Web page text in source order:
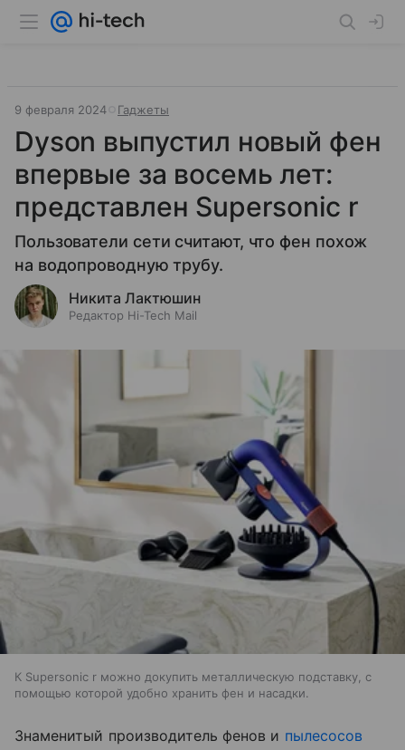
9 февраля 2024 Гаджеты
Dyson выпустил новый фен
впервые за восемь лет:
представлен Supersonic r
Пользователи сети считают, что фен похож
на водопроводную трубу.
Никита Лактюшин
Редактор Hi-Tech Mail
К Supersonic r можно докупить металлическую подставку, с
помощью которой удобно хранить фен и насадки.
Знаменитый производитель фенов и пылесосов